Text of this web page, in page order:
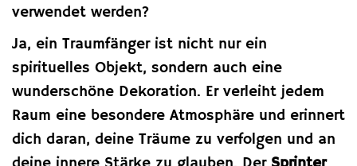
verwendet werden?
Ja, ein Traumfänger ist nicht nur ein
spirituelles Objekt, sondern auch eine
wunderschöne Dekoration. Er verleiht jedem
Raum eine besondere Atmosphäre und erinnert
dich daran, deine Träume zu verfolgen und an